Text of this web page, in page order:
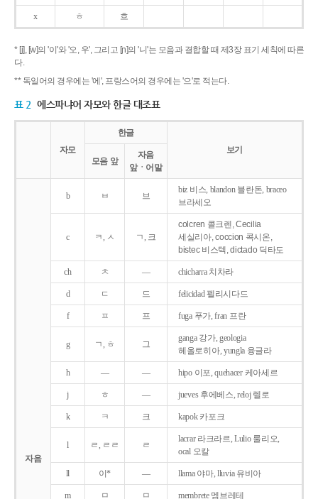
x ㅎ 흐
* [j], [w]의 '이'와 '오, 우', 그리고 [ɲ]의 '니'는 모음과 결합할 때 제3장 표기 세칙에 따른
다.
** 독일어의 경우에는 '에', 프랑스어의 경우에는 '으'로 적는다.
표 2 에스파냐어 자모와 한글 대조표
자모
한글
보기
모음 앞
자음
앞ㆍ어말
자음
b ㅂ 브
biz 비스, blandon 블란돈, braceo
브라세오
c ㅋ, ㅅ ㄱ, 크
colcren 콜크렌, Cecilia
세실리아, coccion 콕시온,
bistec 비스텍, dictado 딕타도
ch ㅊ ― chicharra 치차라
d ㄷ 드 felicidad 펠리시다드
f ㅍ 프 fuga 푸가, fran 프란
g ㄱ, ㅎ 그
ganga 강가, geologia
헤올로히아, yungla 융글라
h ― ― hipo 이포, quehacer 케아세르
j ㅎ ― jueves 후에베스, reloj 렐로
k ㅋ 크 kapok 카포크
l ㄹ, ㄹㄹ ㄹ
lacrar 라크라르, Lulio 룰리오,
ocal 오칼
ll 이* ― llama 야마, lluvia 유비아
m ㅁ ㅁ membrete 멤브레테